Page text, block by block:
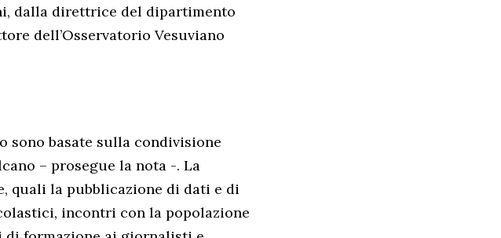
dalla direttrice del dipartimento
dell’Osservatorio Vesuviano
sono basate sulla condivisione
– prosegue la nota -. La
quali la pubblicazione di dati e di
incontri con la popolazione